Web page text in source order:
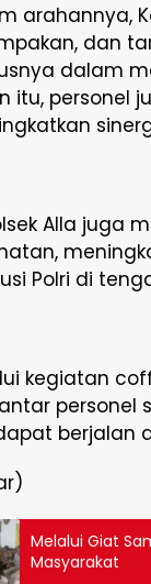
arahannya,
dan
dalam
itu, personel
Alla juga
Polri di
kegiatan
personel
berjalan
Melalui Giat
Masyarakat